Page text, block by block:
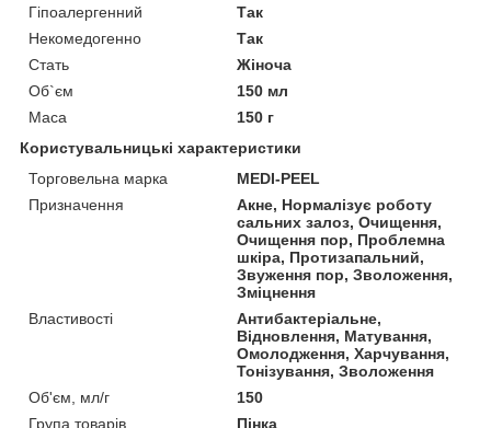
Гіпоалергенний
Так
Некомедогенно
Так
Стать
Жіноча
Об`єм
150 мл
Маса
150 г
Користувальницькі характеристики
Торговельна марка
MEDI-PEEL
Призначення
Акне, Нормалізує роботу
сальних залоз, Очищення,
Очищення пор, Проблемна
шкіра, Протизапальний,
Звуження пор, Зволоження,
Зміцнення
Властивості
Антибактеріальне,
Відновлення, Матування,
Омолодження, Харчування,
Тонізування, Зволоження
Об'єм, мл/г
150
Група товарів
Пінка